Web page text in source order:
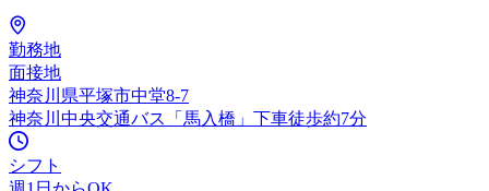
勤務地
面接地
神奈川県平塚市中堂8-7
神奈川中央交通バス「馬入橋」下車徒歩約7分
シフト